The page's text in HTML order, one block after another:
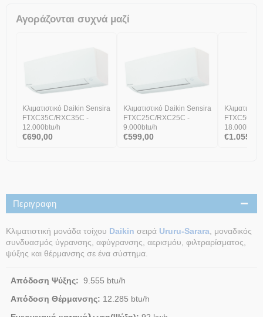
Αγοράζονται συχνά μαζί
Κλιματιστικό Daikin Sensira
FTXC35C/RXC35C -
12.000btu/h
€690,00
Κλιματιστικό Daikin Sensira
FTXC25C/RXC25C -
9.000btu/h
€599,00
FTXC50C/
18.000btu/h
€1.055,00
Περιγραφη
Κλιματιστική μονάδα τοίχου Daikin σειρά Ururu-Sarara , μοναδικός
συνδυασμός ύγρανσης, αφύγρανσης, αερισμόυ, φιλτραρίσματος,
ψύξης και θέρμανσης σε ένα σύστημα.
Απόδοση Ψύξης: 9.555 btu/h
Απόδοση Θέρμανσης: 12.285 btu/h